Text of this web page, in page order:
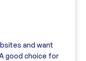
and want
good choice for